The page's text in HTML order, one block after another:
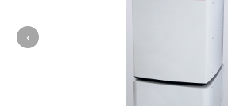
‹